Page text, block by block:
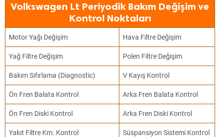
Volkswagen Lt Periyodik Bakım Değişim ve
Kontrol Noktaları
Motor Yağı Değişim Hava Filtre Değişim
Yağ Filtre Değişim Polen Filtre Değişim
Bakım Sıfırlama (Diagnostic) V Kayış Kontrol
Ön Fren Balata Kontrol Arka Fren Balata Kontrol
Ön Fren Diski Kontrol Arka Fren Diski Kontrol
Yakıt Filtre Km. Kontrol Süspansiyon Sistemi Kontrol